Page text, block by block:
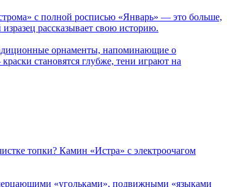
с полной росписью «Январь» — это больше,
рассказывает свою историю.
орнаменты, напоминающие о
становятся глубже, тени играют на
топки? Камин «Истра» с электроочагом
«угольками», подвижными «языками